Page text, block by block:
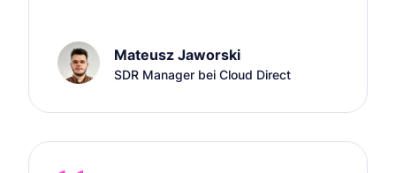
Mateusz Jaworski
SDR Manager bei Cloud Direct